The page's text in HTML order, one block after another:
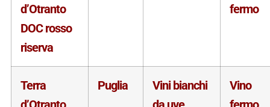
d’Otranto
DOC rosso
riserva
fermo
Terra
Puglia
Vini bianchi
Vino